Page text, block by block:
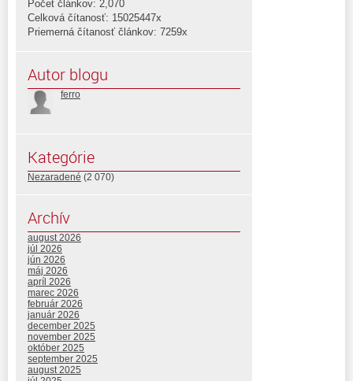
Počet článkov: 2,070
Celková čítanosť: 15025447x
Priemerná čítanosť článkov: 7259x
Autor blogu
ferro
Kategórie
Nezaradené (2 070)
Archív
august 2026
júl 2026
jún 2026
máj 2026
apríl 2026
marec 2026
február 2026
január 2026
december 2025
november 2025
október 2025
september 2025
august 2025